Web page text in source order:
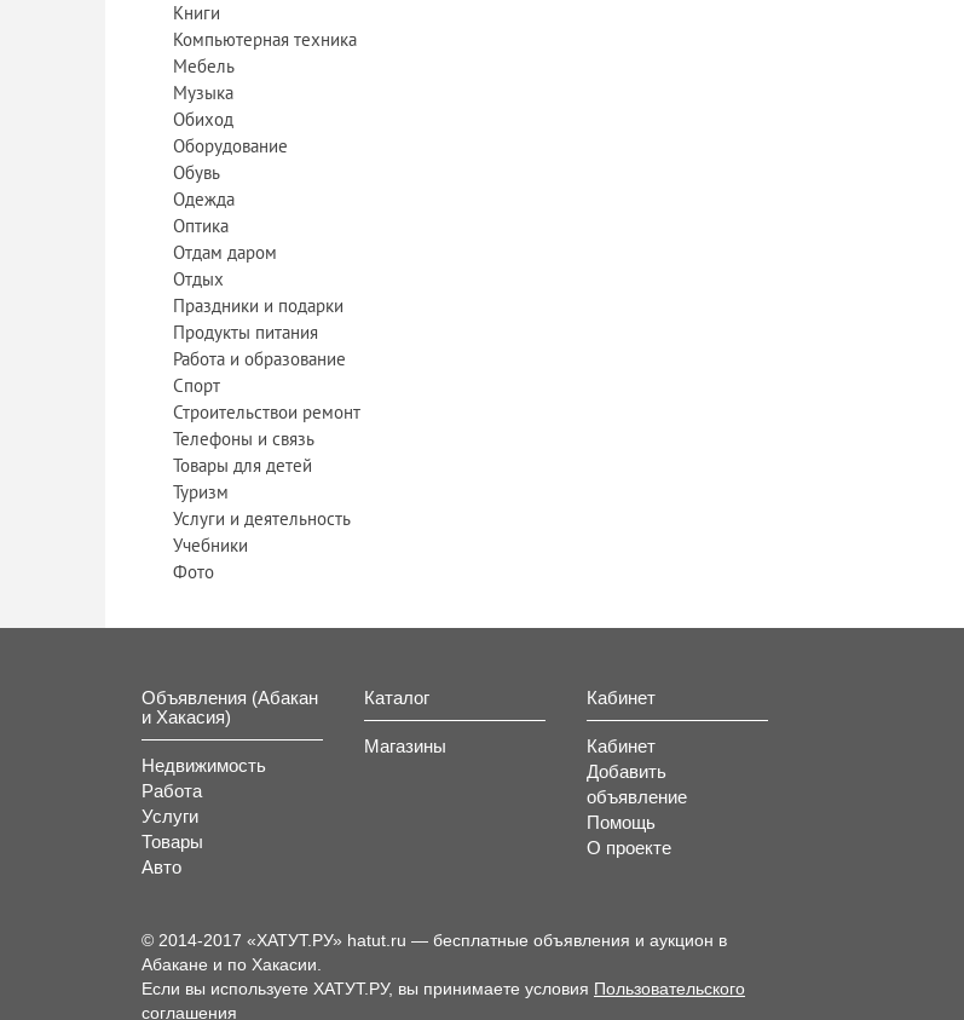
Книги
Компьютерная техника
Мебель
Музыка
Обиход
Оборудование
Обувь
Одежда
Оптика
Отдам даром
Отдых
Праздники и подарки
Продукты питания
Работа и образование
Спорт
Строительствои ремонт
Телефоны и связь
Товары для детей
Туризм
Услуги и деятельность
Учебники
Фото
Объявления (Абакан
и Хакасия)
Недвижимость
Работа
Услуги
Товары
Авто
Каталог
Магазины
Кабинет
Кабинет
Добавить
объявление
Помощь
О проекте
© 2014-2017 «ХАТУТ.РУ» hatut.ru — бесплатные объявления и аукцион в
Абакане и по Хакасии.
Если вы используете ХАТУТ.РУ, вы принимаете условия Пользовательского
соглашения